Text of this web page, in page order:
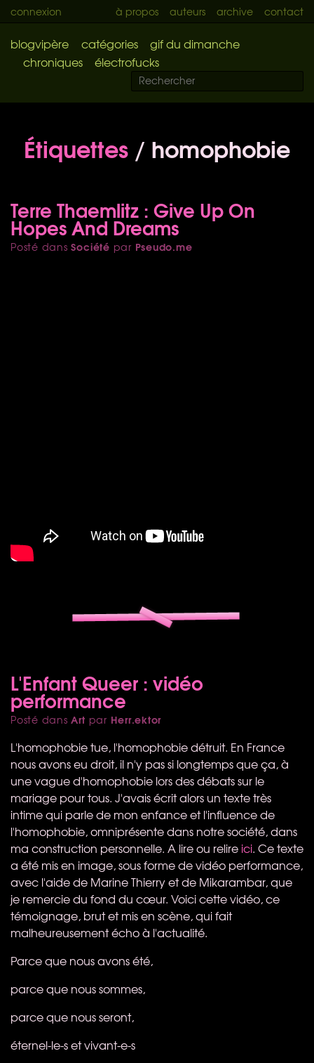
connexion à propos auteurs archive contact
blogvipère catégories
gif du dimanche
chroniques
électrofucks
Étiquettes / homophobie
Terre Thaemlitz : Give Up On
Hopes And Dreams
Posté dansSociété par Pseudo.me
L'Enfant Queer : vidéo
performance
Posté dansArt par Herr.ektor
L'homophobie tue, l'homophobie détruit. En France
nous avons eu droit, il n'y pas si longtemps que ça, à
une vague d'homophobie lors des débats sur le
mariage pour tous. J'avais écrit alors un texte très
intime qui parle de mon enfance et l'influence de
l'homophobie, omniprésente dans notre société, dans
ma construction personnelle. A lire ou relire ici. Ce texte
a été mis en image, sous forme de vidéo performance,
avec l'aide de Marine Thierry et de Mikarambar, que
je remercie du fond du cœur. Voici cette vidéo, ce
témoignage, brut et mis en scène, qui fait
malheureusement écho à l'actualité.
Parce que nous avons été,
parce que nous sommes,
parce que nous seront,
éternel-le-s et vivant-e-s